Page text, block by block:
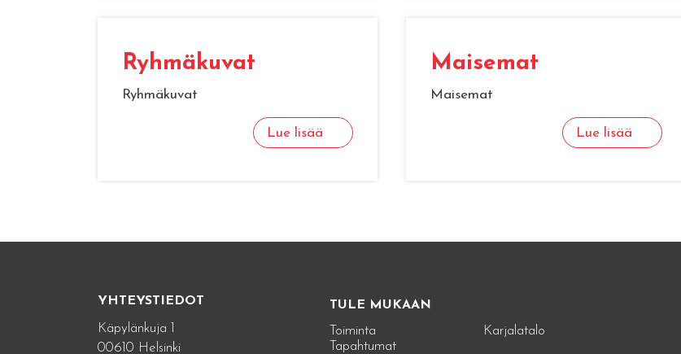
Ryhmäkuvat
Ryhmäkuvat
Lue lisää
Maisemat
Maisemat
Lue lisää
YHTEYSTIEDOT
Käpylänkuja 1
00610 Helsinki
TULE MUKAAN
Toiminta
Tapahtumat
Karjalatalo